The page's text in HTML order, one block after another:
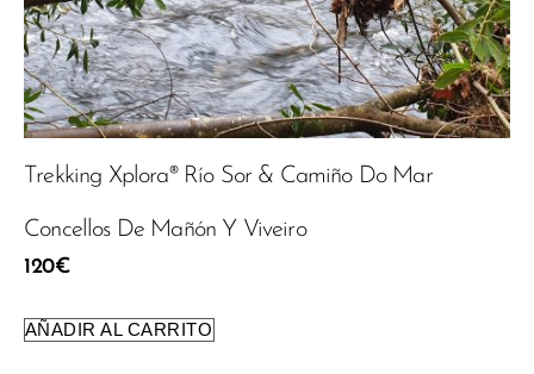
Trekking Xplora® Río Sor & Camiño Do Mar
Concellos De Mañón Y Viveiro
120€
AÑADIR AL CARRITO